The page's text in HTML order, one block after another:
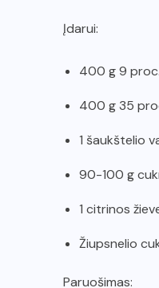
Įdarui:
400 g 9
400 g 35
1 šaukštelio
90-100 g
1 citrinos
Žiupsnelio
Paruošimas: